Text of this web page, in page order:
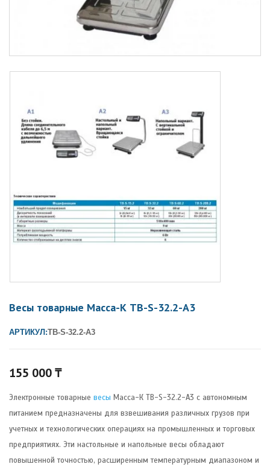
Весы товарные Масса-К ТB-S-32.2-А3
АРТИКУЛ:ТВ-S-32.2-А3
155 000₸
Электронные товарные весы Масса-К ТB-S-32.2-А3 c автономным
питанием предназначены для взвешивания различных грузов при
учетных и технологических операциях на промышленных и торговых
предприятиях. Эти настольные и напольные весы обладают
повышенной точностью, расширенным температурным диапазоном и